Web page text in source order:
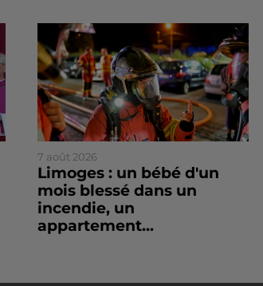
7 août 2026
Limoges : un bébé d'un
mois blessé dans un
incendie, un
appartement...